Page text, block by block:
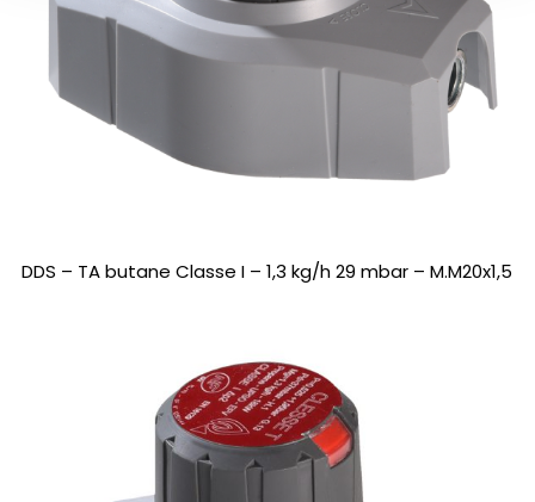
DDS – TA butane Classe I – 1,3 kg/h 29 mbar – M.M20x1,5